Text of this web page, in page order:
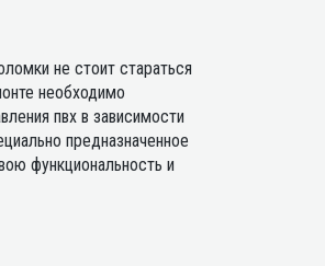
не стоит стараться
необходимо
пвх в зависимости
предназначенное
функциональность и